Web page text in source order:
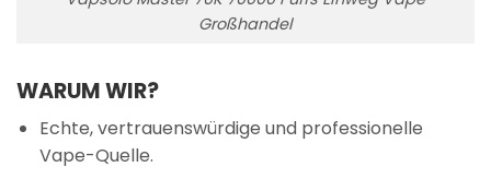
Großhandel
WARUM WIR?
Echte, vertrauenswürdige und professionelle
Vape-Quelle.